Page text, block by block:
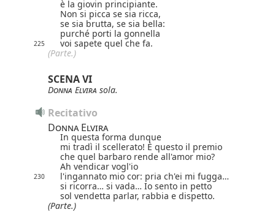
è la giovin principiante.
Non si picca se sia ricca,
se sia brutta, se sia bella:
purché porti la gonnella
225
voi sapete quel che fa.
(Parte.)
SCENA VI
Donna Elvira sola.
Recitativo
Donna Elvira
In questa forma dunque
mi tradì il scellerato! È questo il premio
che quel barbaro rende all'amor mio?
Ah vendicar vogl'io
230
l'ingannato mio cor: pria ch'ei mi fugga…
si ricorra… si vada… Io sento in petto
sol vendetta parlar, rabbia e dispetto.
(Parte.)